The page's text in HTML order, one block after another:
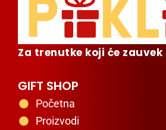
Za trenutke koji će
GIFT SHOP
Početna
Proizvodi